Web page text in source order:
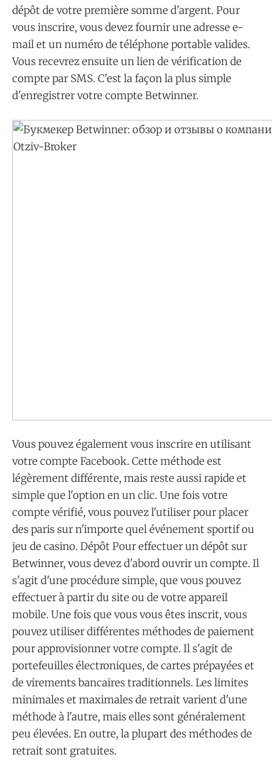
dépôt de votre première somme d'argent. Pour
vous inscrire, vous devez fournir une adresse e-
mail et un numéro de téléphone portable valides.
Vous recevrez ensuite un lien de vérification de
compte par SMS. C'est la façon la plus simple
d'enregistrer votre compte Betwinner.
Vous pouvez également vous inscrire en utilisant
votre compte Facebook. Cette méthode est
légèrement différente, mais reste aussi rapide et
simple que l'option en un clic. Une fois votre
compte vérifié, vous pouvez l'utiliser pour placer
des paris sur n'importe quel événement sportif ou
jeu de casino. Dépôt Pour effectuer un dépôt sur
Betwinner, vous devez d'abord ouvrir un compte. Il
s'agit d'une procédure simple, que vous pouvez
effectuer à partir du site ou de votre appareil
mobile. Une fois que vous vous êtes inscrit, vous
pouvez utiliser différentes méthodes de paiement
pour approvisionner votre compte. Il s'agit de
portefeuilles électroniques, de cartes prépayées et
de virements bancaires traditionnels. Les limites
minimales et maximales de retrait varient d'une
méthode à l'autre, mais elles sont généralement
peu élevées. En outre, la plupart des méthodes de
retrait sont gratuites.